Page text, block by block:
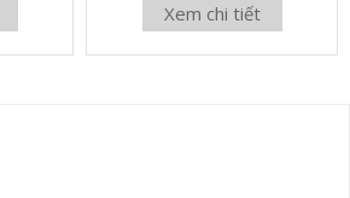
Xem chi tiết